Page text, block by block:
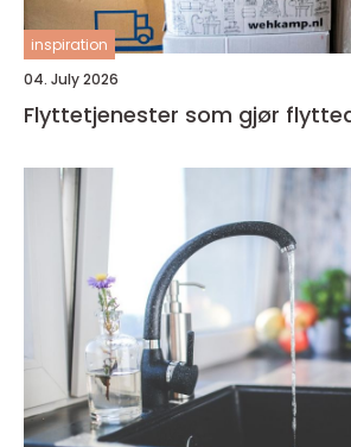
inspiration
04. July 2026
Flyttetjenester som gjør